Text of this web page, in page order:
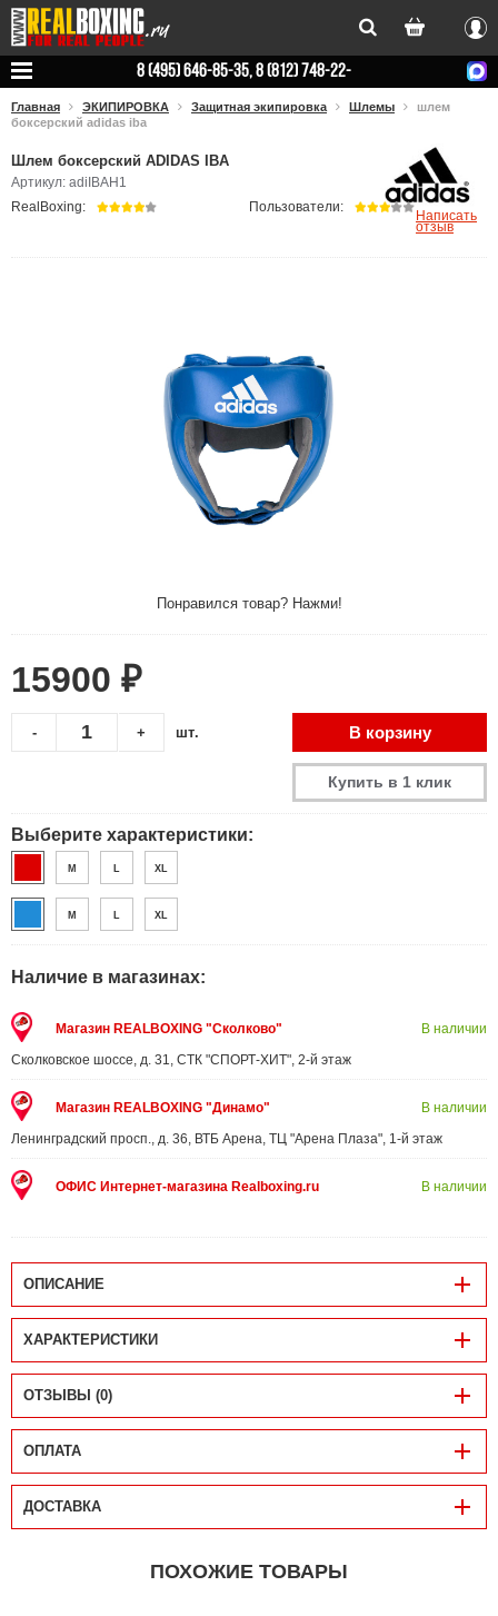
Вход
8 (495) 646-85-35, 8 (812) 748-22-
Главная ЭКИПИРОВКА Защитная экипировка Шлемы
шлем
боксерский adidas iba
Шлем боксерский ADIDAS IBA
Артикул: adiIBAH1
Понравился товар? Нажми!
RealBoxing: Пользователи:
Написать
отзыв
15900 ₽
+
- шт. В корзину
Купить в 1 клик
Выберите характеристики:
M L XL
M L XL
Наличие в магазинах:
Магазин REALBOXING "Сколково"
Сколковское шоссе, д. 31, СТК "СПОРТ-ХИТ", 2-й этаж
В наличии
Магазин REALBOXING "Динамо"
Ленинградский просп., д. 36, ВТБ Арена, ТЦ "Арена Плаза", 1-й этаж
В наличии
ОФИС Интернет-магазина Realboxing.ru В наличии
ОПИСАНИЕ
ХАРАКТЕРИСТИКИ
ОТЗЫВЫ (0)
ОПЛАТА
ДОСТАВКА
ПОХОЖИЕ ТОВАРЫ